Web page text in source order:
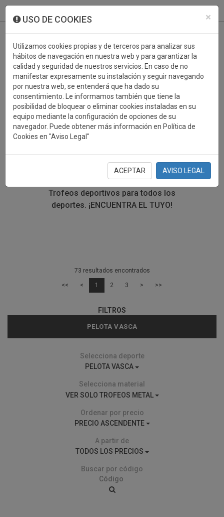
×
USO DE COOKIES
Utilizamos cookies propias y de terceros para analizar sus
hábitos de navegación en nuestra web y para garantizar la
calidad y seguridad de nuestros servicios. En caso de no
manifestar expresamente su instalación y seguir navegando
por nuestra web, se entenderá que ha dado su
consentimiento. Le informamos también que tiene la
posibilidad de bloquear o eliminar cookies instaladas en su
equipo mediante la configuración de opciones de su
navegador. Puede obtener más información en Política de
Cookies en "Aviso Legal"
ACEPTAR AVISO LEGAL
TROFEOS DEPORTIVOS
PELOTA VASCA
En esta sección encontrarás una gran variedad de
trofeos deportivos. Define tu búsqueda mediante los
filtros por deporte, material y precio del trofeo.
Trofeos deportivos para todos los
deportes. ¡ENCUENTRA EL TUYO!
73 resultados encontrados
<< < 1 2 3 > >>
FILTROS
PELOTA VASCA
Selecciona deporte
PELOTA VASCA
Selecciona material
VER SOLO TROFEOS METAL
Ordenar por precio
PRECIO ASCENDENTE
A partir de
TODOS LOS PRECIOS
Buscar por código